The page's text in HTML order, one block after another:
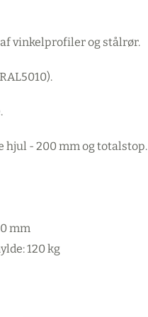
vinkelprofiler og stålrør.
hjul - 200 mm og totalstop.
mm
120 kg